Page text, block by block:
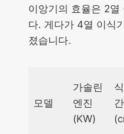
이앙기의 효율은 2열
다. 게다가 4열 이식
졌습니다.
모델
가솔린
엔진
(KW)